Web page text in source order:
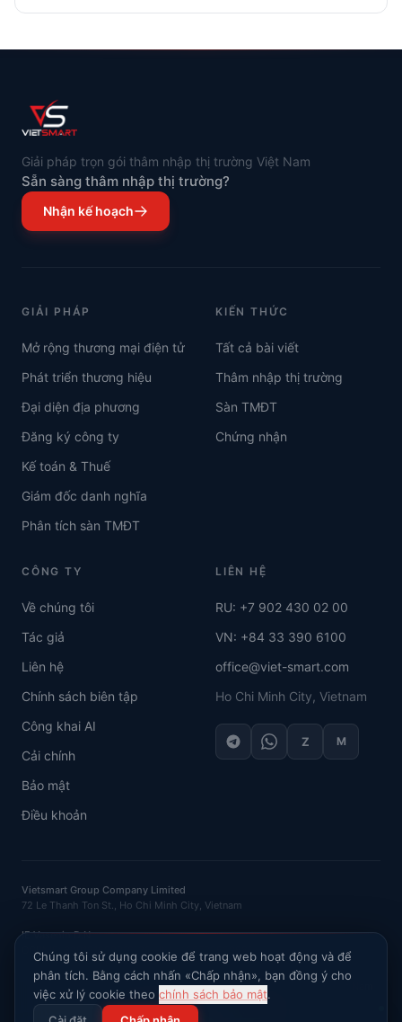
để tránh vi phạm và duy trì khả năng tiếp cận thị
Giải pháp trọn gói thâm nhập thị trường Việt Nam
Sẵn sàng thâm nhập thị trường?
Nhận kế hoạch
GIẢI PHÁP
Mở rộng thương mại điện tử
Phát triển thương hiệu
Đại diện địa phương
Đăng ký công ty
Kế toán & Thuế
Giám đốc danh nghĩa
Phân tích sàn TMĐT
KIẾN THỨC
Tất cả bài viết
Thâm nhập thị trường
Sàn TMĐT
Chứng nhận
CÔNG TY
Về chúng tôi
Tác giả
Liên hệ
Chính sách biên tập
Công khai AI
Cải chính
Bảo mật
Điều khoản
LIÊN HỆ
RU: +7 902 430 02 00
VN: +84 33 390 6100
office@viet-smart.com
Ho Chi Minh City, Vietnam
Z M
Vietsmart Group Company Limited
72 Le Thanh Ton St., Ho Chi Minh City, Vietnam
IE Vasenin D.N.
OGRNIP
: 320121500016132 · INN : 120702520581
© VietSmart.
Hỏi AI về thị trường Việt Nam
Chúng tôi sử dụng cookie để trang web hoạt động và để
phân tích. Bằng cách nhấn «Chấp nhận», bạn đồng ý cho
việc xử lý cookie theo chính sách bảo mật.